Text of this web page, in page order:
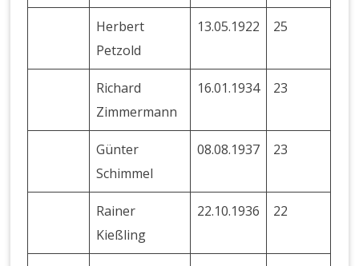
Herbert
Petzold
13.05.1922 25
Richard
Zimmermann
16.01.1934 23
Günter
Schimmel
08.08.1937 23
Rainer
Kießling
22.10.1936 22